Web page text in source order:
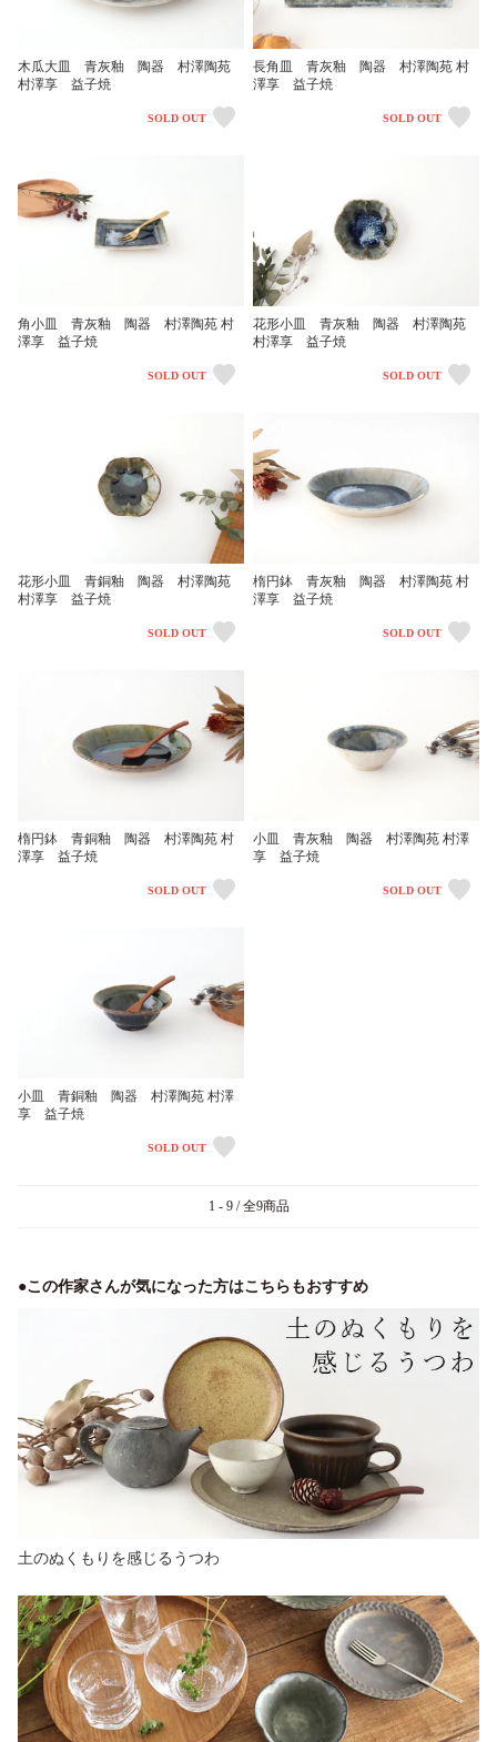
木瓜大皿 青灰釉 陶器 村澤陶苑
村澤享 益子焼
SOLD OUT
長角皿 青灰釉 陶器 村澤陶苑 村
澤享 益子焼
SOLD OUT
角小皿 青灰釉 陶器 村澤陶苑 村
澤享 益子焼
SOLD OUT
花形小皿 青灰釉 陶器 村澤陶苑
村澤享 益子焼
SOLD OUT
花形小皿 青銅釉 陶器 村澤陶苑
村澤享 益子焼
SOLD OUT
楕円鉢 青灰釉 陶器 村澤陶苑 村
澤享 益子焼
SOLD OUT
楕円鉢 青銅釉 陶器 村澤陶苑 村
澤享 益子焼
SOLD OUT
小皿 青灰釉 陶器 村澤陶苑 村澤
享 益子焼
SOLD OUT
小皿 青銅釉 陶器 村澤陶苑 村澤
享 益子焼
SOLD OUT
1 - 9 / 全9商品
●この作家さんが気になった方はこちらもおすすめ
土のぬくもりを感じるうつわ